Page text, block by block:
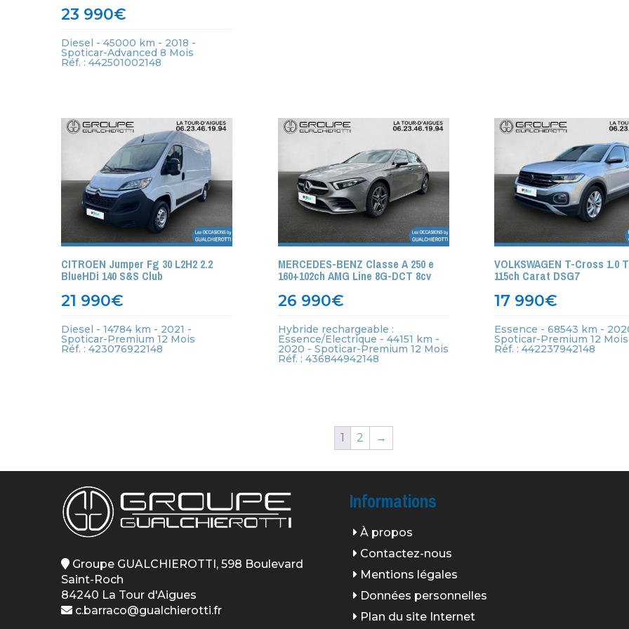
23 990€
Diesel - 45000 km - 2018 -
Spoticar-Advanced 8 Mois
Réf. : 442501002148
CITROEN Jumper Fg 30 L2H2 2.2
BlueHDi 140 S&S Club
21 990€
Diesel - 14784 km - 2021 -
Spoticar-Premium 12 Mois
Réf. : 423076922148
MERCEDES-BENZ Classe A 250 e
160+102ch AMG Line 8G-DCT 8cv
26 990€
Hybride rechargeable :
Essence/Electrique - 44151 km -
2020 - Spoticar-Premium 12 Mois
Réf. : 436844942148
VOLKSWAGEN T-Cross 1.0
115ch Carat DSG7
17 990€
Essence - 68543 km -
Spoticar-Premium 12 Mois
Réf. : 442237942148
1 2 →
Groupe GUALCHIEROTTI, 598 Boulevard
Saint-Roch
84240 La Tour d'Aigues
c.barraco@gualchierotti.fr
Informations
À propos
Contactez-nous
Mentions légales
Données personnelles
Plan du site Internet